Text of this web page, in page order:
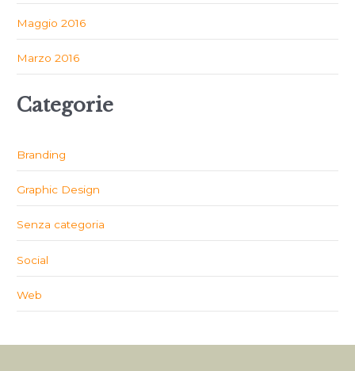
Maggio 2016
Marzo 2016
Categorie
Branding
Graphic Design
Senza categoria
Social
Web